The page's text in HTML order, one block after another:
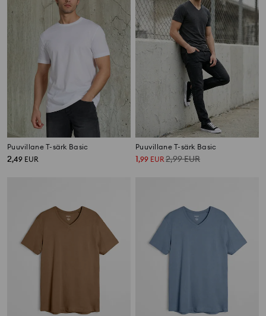
Puuvillane T-särk Basic
2,49 EUR
Puuvillane T-särk Basic
1,99 EUR 2,99EUR